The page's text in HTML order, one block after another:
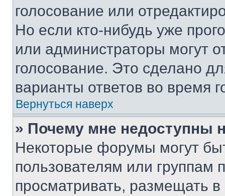
голосование или
Но если кто-нибудь уже
или администраторы могут
голосование. Это сделано
варианты ответов во время
Вернуться наверх
» Почему мне недоступны
Некоторые форумы могут
пользователям или группам
просматривать, размещать